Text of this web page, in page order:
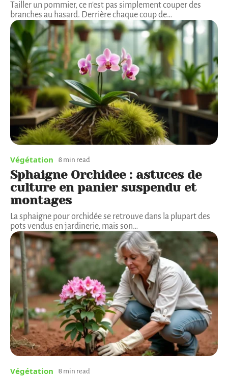
Tailler un pommier, ce n'est pas simplement couper des
branches au hasard. Derrière chaque coup de…
Végétation 8 min read
Sphaigne Orchidee : astuces de
culture en panier suspendu et
montages
La sphaigne pour orchidée se retrouve dans la plupart des
pots vendus en jardinerie, mais son…
Végétation 8 min read